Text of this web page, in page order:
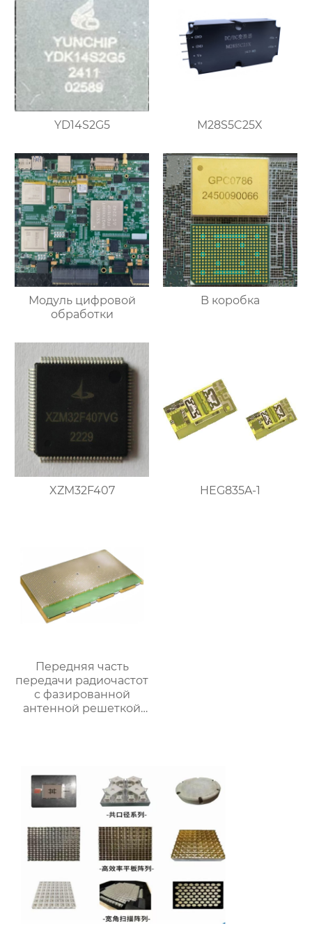
YD14S2G5 M28S5C25X
Модуль цифровой
обработки
B коробка
XZM32F407 HEG835A-1
Передняя часть
передачи радиочастот
с фазированной
антенной решеткой